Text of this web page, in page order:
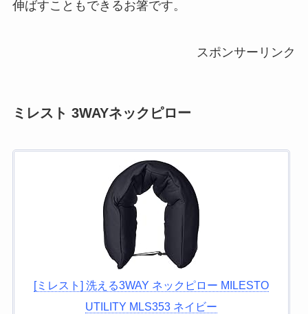
伸ばすこともできるお箸です。
スポンサーリンク
ミレスト 3WAYネックピロー
[ミレスト] 洗える3WAY ネックピロー MILESTO
UTILITY MLS353 ネイビー